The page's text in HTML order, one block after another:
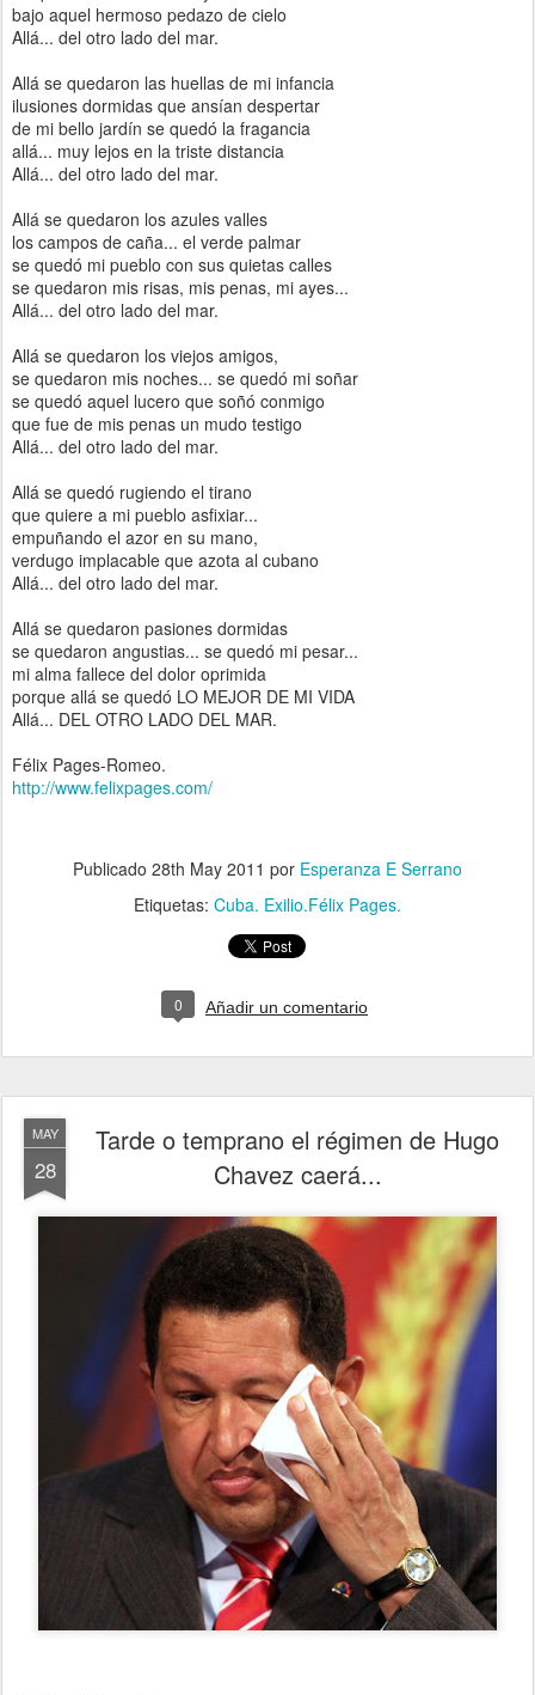
bajo aquel hermoso pedazo de cielo
Allá... del otro lado del mar.
Allá se quedaron las huellas de mi infancia
ilusiones dormidas que ansían despertar
de mi bello jardín se quedó la fragancia
allá... muy lejos en la triste distancia
Allá... del otro lado del mar.
Allá se quedaron los azules valles
los campos de caña... el verde palmar
se quedó mi pueblo con sus quietas calles
se quedaron mis risas, mis penas, mi ayes...
Allá... del otro lado del mar.
Allá se quedaron los viejos amigos,
se quedaron mis noches... se quedó mi soñar
se quedó aquel lucero que soñó conmigo
que fue de mis penas un mudo testigo
Allá... del otro lado del mar.
Allá se quedó rugiendo el tirano
que quiere a mi pueblo asfixiar...
empuñando el azor en su mano,
verdugo implacable que azota al cubano
Allá... del otro lado del mar.
Allá se quedaron pasiones dormidas
se quedaron angustias... se quedó mi pesar...
mi alma fallece del dolor oprimida
porque allá se quedó LO MEJOR DE MI VIDA
Allá... DEL OTRO LADO DEL MAR.
Félix Pages-Romeo.
http://www.felixpages.com/
Publicado 28th May 2011 por Esperanza E Serrano
Etiquetas: Cuba. Exilio.Félix Pages.
0 Añadir un comentario
MAY
28
Tarde o temprano el régimen de Hugo
Chavez caerá...